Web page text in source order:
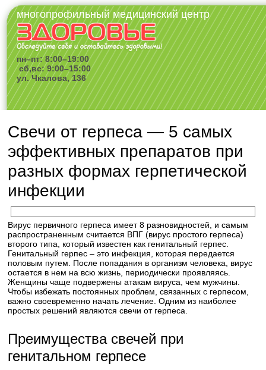
многопрофильный медицинский центр
пн–пт: 8:00–19:00
сб,вс: 9:00–15:00
ул. Чкалова, 136
Свечи от герпеса — 5 самых
эффективных препаратов при
разных формах герпетической
инфекции
Вирус первичного герпеса имеет 8 разновидностей, и самым
распространенным считается ВПГ (вирус простого герпеса)
второго типа, который известен как генитальный герпес.
Генитальный герпес – это инфекция, которая передается
половым путем. После попадания в организм человека, вирус
остается в нем на всю жизнь, периодически проявляясь.
Женщины чаще подвержены атакам вируса, чем мужчины.
Чтобы избежать постоянных проблем, связанных с герпесом,
важно своевременно начать лечение. Одним из наиболее
простых решений являются свечи от герпеса.
Преимущества свечей при
генитальном герпесе